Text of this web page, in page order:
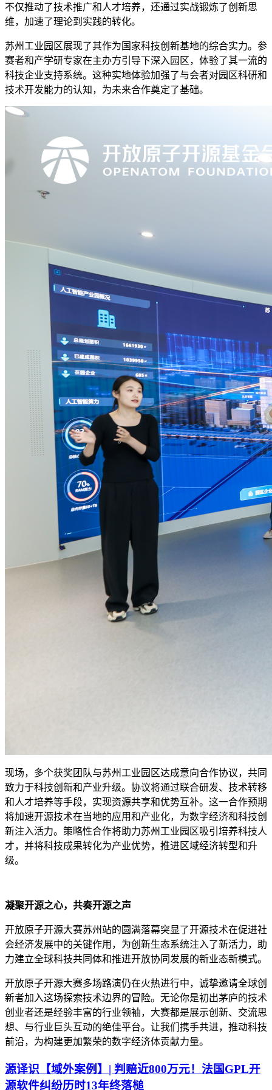
不仅推动了技术推广和人才培养，还通过实战锻炼了创新思
维，加速了理论到实践的转化。
苏州工业园区展现了其作为国家科技创新基地的综合实力。参
赛者和产学研专家在主办方引导下深入园区，体验了其一流的
科技企业支持系统。这种实地体验加强了与会者对园区科研和
技术开发能力的认知，为未来合作奠定了基础。
现场，多个获奖团队与苏州工业园区达成意向合作协议，共同
致力于科技创新和产业升级。协议将通过联合研发、技术转移
和人才培养等手段，实现资源共享和优势互补。这一合作预期
将加速开源技术在当地的应用和产业化，为数字经济和科技创
新注入活力。策略性合作将助力苏州工业园区吸引培养科技人
才，并将科技成果转化为产业优势，推进区域经济转型和升
级。
凝聚开源之心，共奏开源之声
开放原子开源大赛苏州站的圆满落幕突显了开源技术在促进社
会经济发展中的关键作用，为创新生态系统注入了新活力，助
力建立全球科技共同体和推进开放协同发展的新业态新模式。
开放原子开源大赛多场路演仍在火热进行中，诚挚邀请全球创
新者加入这场探索技术边界的冒险。无论你是初出茅庐的技术
创业者还是经验丰富的行业领袖，大赛都是展示创新、交流思
想、与行业巨头互动的绝佳平台。让我们携手共进，推动科技
前沿，为构建更加繁荣的数字经济体贡献力量。
源译识【域外案例】| 判赔近800万元！法国GPL开
源软件纠纷历时13年终落槌